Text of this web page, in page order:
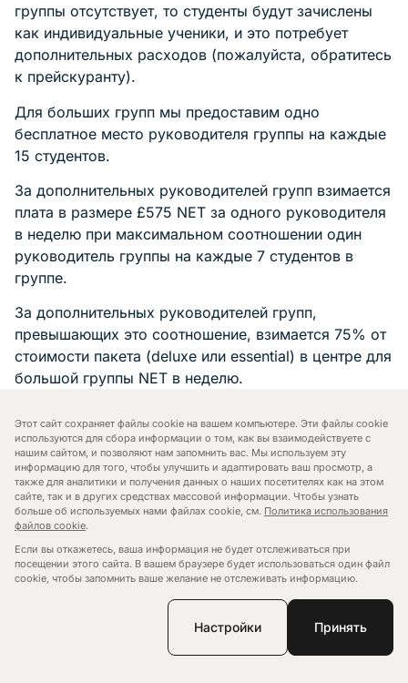
Этот сайт сохраняет файлы cookie на вашем компьютере. Эти файлы cookie
используются для сбора информации о том, как вы взаимодействуете с
нашим сайтом, и позволяют нам запомнить вас. Мы используем эту
информацию для того, чтобы улучшить и адаптировать ваш просмотр, а
также для аналитики и получения данных о наших посетителях как на этом
сайте, так и в других средствах массовой информации. Чтобы узнать
больше об используемых нами файлах cookie, см. Политика использования
файлов cookie.
Если вы откажетесь, ваша информация не будет отслеживаться при
посещении этого сайта. В вашем браузере будет использоваться один файл
cookie, чтобы запомнить ваше желание не отслеживать информацию.
Принять
Настройки
группы отсутствует, то студенты будут зачислены
как индивидуальные ученики, и это потребует
дополнительных расходов (пожалуйста, обратитесь
к прейскуранту).
Для больших групп мы предоставим одно
бесплатное место руководителя группы на каждые
15 студентов.
За дополнительных руководителей групп взимается
плата в размере £575 NET за одного руководителя
в неделю при максимальном соотношении один
руководитель группы на каждые 7 студентов в
группе.
За дополнительных руководителей групп,
превышающих это соотношение, взимается 75% от
стоимости пакета (deluxe или essential) в центре для
большой группы NET в неделю.
Например, чистая цена пакета UEL Docklands
deluxe для большой группы составляет 900
фунтов стерлингов в неделю - дополнительная
стоимость руководителя сверх коэффициента
составляет 675 фунтов стерлингов (75% от
стоимости пакета).
Все руководители групп должны придерживаться
Все руководители должны присутствовать на месте
каждый день. Студенты и руководители должны